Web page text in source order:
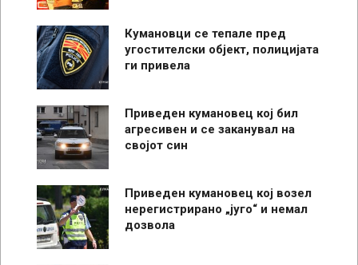
Кумановци се тепале пред
угостителски објект, полицијата
ги привела
Приведен кумановец кој бил
агресивен и се заканувал на
својот син
Приведен кумановец кој возел
нерегистрирано „југо“ и немал
дозвола